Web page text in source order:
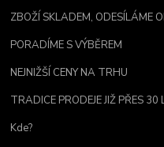
ZBOŽÍ SKLADEM, ODESÍLÁME
PORADÍME S VÝBĚREM
NEJNIŽŠÍ CENY NA TRHU
TRADICE PRODEJE JIŽ PŘES 30
Kde?